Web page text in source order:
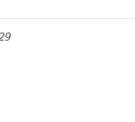
29 أغسطس،